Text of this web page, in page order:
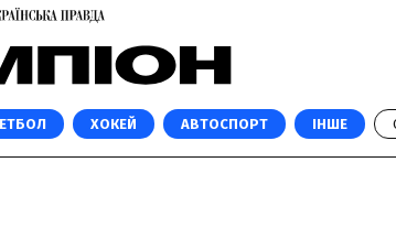
ХОКЕЙ АВТОСПОРТ ІНШЕ